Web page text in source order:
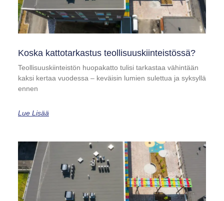
Koska kattotarkastus teollisuuskiinteistössä?
Teollisuuskiinteistön huopakatto tulisi tarkastaa vähintään
kaksi kertaa vuodessa – keväisin lumien sulettua ja syksyllä
ennen
Lue Lisää